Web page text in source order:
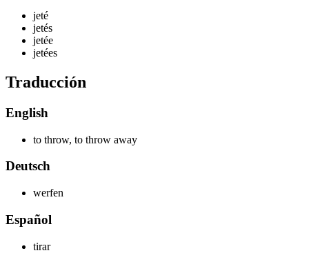
jeté
jetés
jetée
jetées
Traducción
English
to throw, to throw away
Deutsch
werfen
Español
tirar